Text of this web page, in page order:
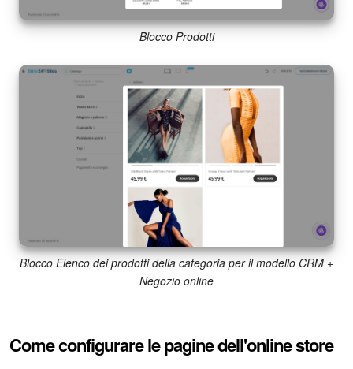
Blocco Prodotti
Blocco Elenco dei prodotti della categoria per il modello CRM +
Negozio online
Come configurare le pagine dell'online store